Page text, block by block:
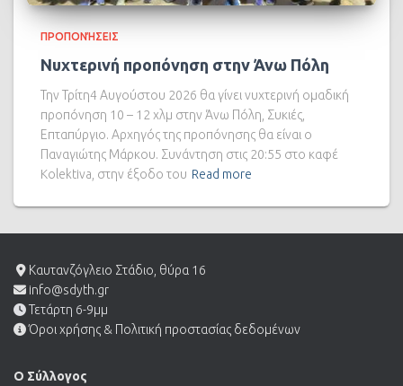
ΠΡΟΠΟΝΉΣΕΙΣ
Νυχτερινή προπόνηση στην Άνω Πόλη
Την Τρίτη4 Αυγούστου 2026 θα γίνει νυχτερινή ομαδική
προπόνηση 10 – 12 χλμ στην Άνω Πόλη, Συκιές,
Επταπύργιο. Αρχηγός της προπόνησης θα είναι ο
Παναγιώτης Μάρκου. Συνάντηση στις 20:55 στο καφέ
Kolektiva, στην έξοδο του Read more
Καυτανζόγλειο Στάδιο, θύρα 16
info@sdyth.gr
Τετάρτη 6-9μμ
Όροι χρήσης & Πολιτική προστασίας δεδομένων
Ο Σύλλογος